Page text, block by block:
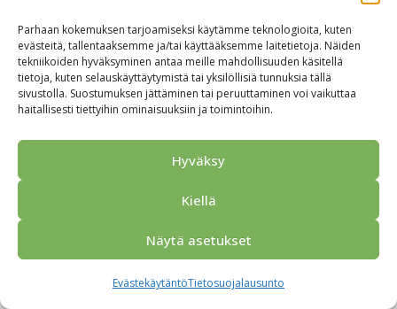
Parhaan kokemuksen tarjoamiseksi käytämme teknologioita, kuten
evästeitä, tallentaaksemme ja/tai käyttääksemme laitetietoja. Näiden
tekniikoiden hyväksyminen antaa meille mahdollisuuden käsitellä
tietoja, kuten selauskäyttäytymistä tai yksilöllisiä tunnuksia tällä
sivustolla. Suostumuksen jättäminen tai peruuttaminen voi vaikuttaa
haitallisesti tiettyihin ominaisuuksiin ja toimintoihin.
Hyväksy
Kiellä
Näytä asetukset
EvästekäytäntöTietosuojalausunto
Alkuun Ryhmille Kokous & Ohjelmat
Yhteistyökumppanit
Tarjouspyyntö
Anna palautetta
Tietosuojaseloste
© 2026 Porvoo Tours - matkanjärjestäjä / FPW